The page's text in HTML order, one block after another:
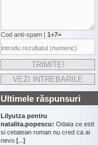
Cod anti-spam | 1+7=
Ultimele răspunsuri
Lilyutza pentru
natalita.popescu: Odata ce esti
si cetatean roman nu cred ca ai
nevo [...]